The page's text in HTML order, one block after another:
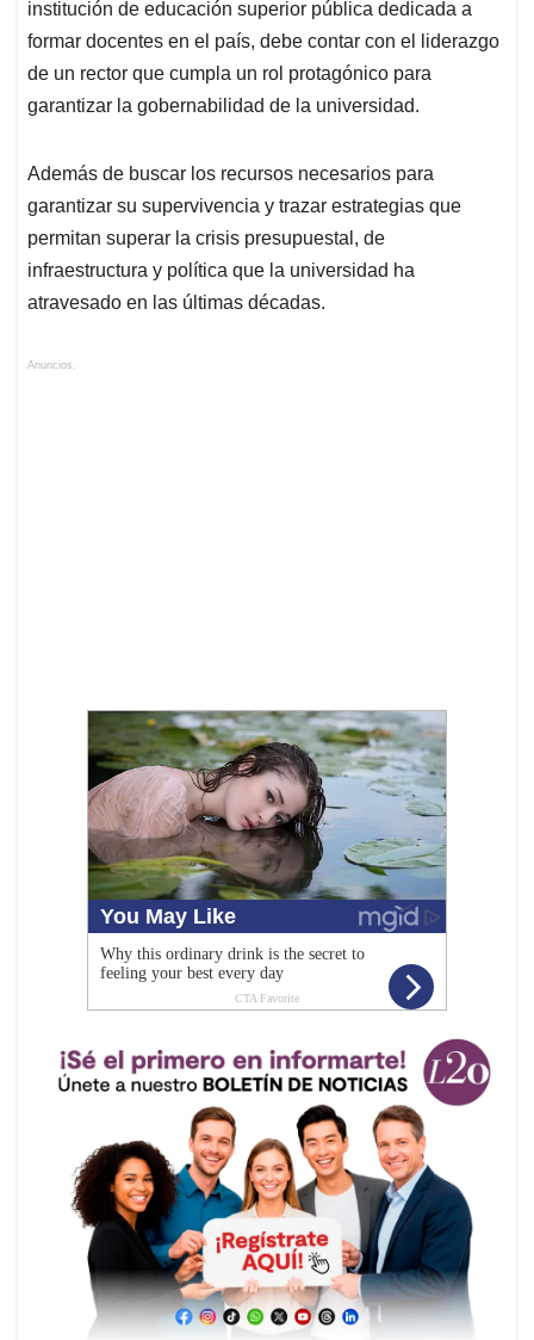
institución de educación superior pública dedicada a
formar docentes en el país, debe contar con el liderazgo
de un rector que cumpla un rol protagónico para
garantizar la gobernabilidad de la universidad.
Además de buscar los recursos necesarios para
garantizar su supervivencia y trazar estrategias que
permitan superar la crisis presupuestal, de
infraestructura y política que la universidad ha
atravesado en las últimas décadas.
Anuncios.